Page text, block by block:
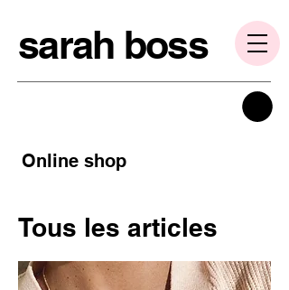
sarah boss
Online shop
Tous les articles